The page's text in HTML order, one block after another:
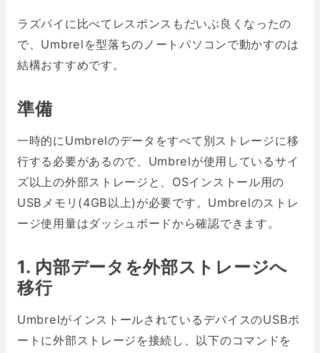
ラズパイに比べてレスポンスもだいぶ良くなったの
で、Umbrelを型落ちのノートパソコンで動かすのは
結構おすすめです。
準備
一時的にUmbrelのデータをすべて別ストレージに移
行する必要があるので、Umbrelが使用しているサイ
ズ以上の外部ストレージと、OSインストール用の
USBメモリ(4GB以上)が必要です。Umbrelのストレ
ージ使用量はダッシュボードから確認できます。
1. 内部データを外部ストレージへ
移行
UmbrelがインストールされているデバイスのUSBポ
ートに外部ストレージを接続し、以下のコマンドを